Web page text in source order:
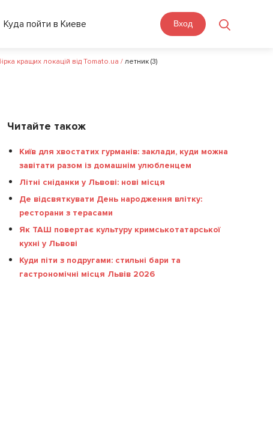
Куда пойти в Киеве Вход
кращих локацій від Tomato.ua / летник (3)
Читайте також
Київ для хвостатих гурманів: заклади, куди можна
завітати разом із домашнім улюбленцем
Літні сніданки у Львові: нові місця
Де відсвяткувати День народження влітку:
ресторани з терасами
Як ТАШ повертає культуру кримськотатарської
кухні у Львові
Куди піти з подругами: стильні бари та
гастрономічні місця Львів 2026